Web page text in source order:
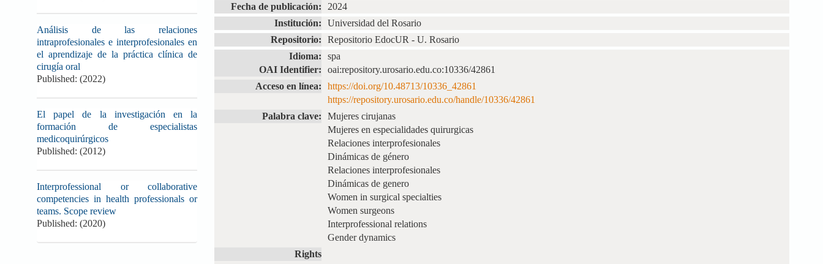
Fecha de publicación:
2024
Institución:
Universidad del Rosario
Repositorio:
Repositorio EdocUR - U. Rosario
Idioma:
spa
OAI Identifier:
oai:repository.urosario.edu.co:10336/42861
Acceso en línea:
https://doi.org/10.48713/10336_42861
https://repository.urosario.edu.co/handle/10336/42861
Palabra clave:
Mujeres cirujanas
Mujeres en especialidades quirurgicas
Relaciones interprofesionales
Dinámicas de género
Relaciones interprofesionales
Dinámicas de genero
Women in surgical specialties
Women surgeons
Interprofessional relations
Gender dynamics
Rights
Análisis de las relaciones
intraprofesionales e interprofesionales en
el aprendizaje de la práctica clínica de
cirugía oral
Published: (2022)
El papel de la investigación en la
formación de especialistas
medicoquirúrgicos
Published: (2012)
Interprofessional or collaborative
competencies in health professionals or
teams. Scope review
Published: (2020)